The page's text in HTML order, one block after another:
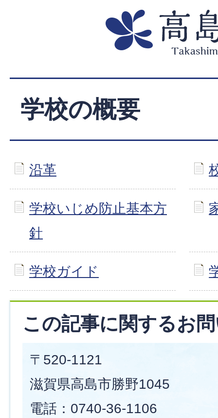
学校の概要
沿革
学校いじめ防止基本方
針
学校ガイド
この記事に関するお
〒520-1121
滋賀県高島市勝野1045
電話：0740-36-1106